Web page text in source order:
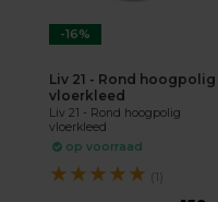
-16%
Liv 21 - Rond hoogpolig
vloerkleed
Liv 21 - Rond hoogpolig
vloerkleed
op voorraad
★★★★★ (1)